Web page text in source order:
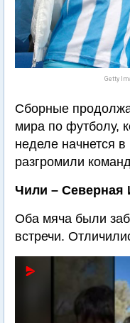
Getty
Сборные
мира по футболу,
неделе начнется
разгромили
Чили – Северная
Оба мяча были
встречи.